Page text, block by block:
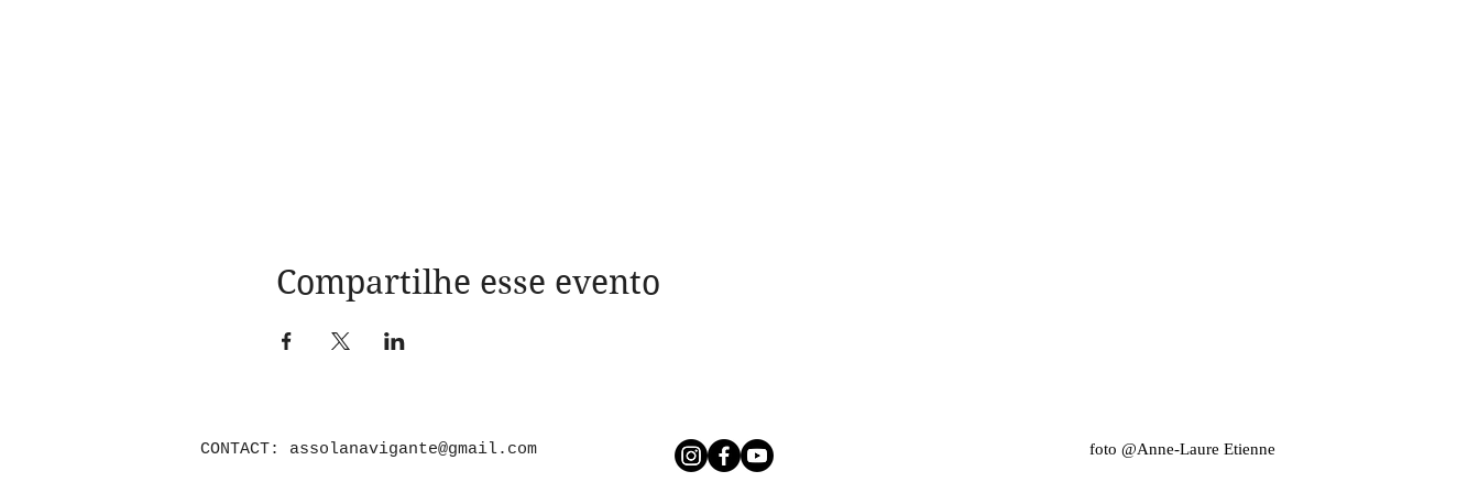
Compartilhe esse evento
CONTACT: assolanavigante@gmail.com foto @Anne-Laure Etienne